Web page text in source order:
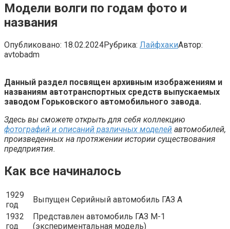
Модели волги по годам фото и
названия
Опубликовано: 18.02.2024Рубрика: ЛайфхакиАвтор:
avtobadm
Данный раздел посвящен архивным изображениям и
названиям автотранспортных средств выпускаемых
заводом Горьковского автомобильного завода.
Здесь вы сможете открыть для себя коллекцию
фотографий и описаний различных моделей автомобилей,
произведенных на протяжении истории существования
предприятия.
Как все начиналось
1929
год
Выпущен Серийный автомобиль ГАЗ А
1932
год
Представлен автомобиль ГАЗ М-1
(экспериментальная модель)